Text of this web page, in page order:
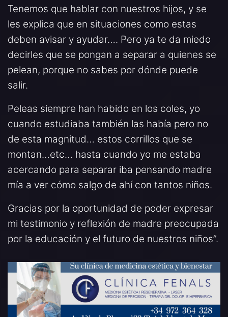
Tenemos que hablar con nuestros hijos, y se
les explica que en situaciones como estas
deben avisar y ayudar…. Pero ya te da miedo
decirles que se pongan a separar a quienes se
pelean, porque no sabes por dónde puede
salir.
Peleas siempre han habido en los coles, yo
cuando estudiaba también las había pero no
de esta magnitud… estos corrillos que se
montan…etc… hasta cuando yo me estaba
acercando para separar iba pensando madre
mía a ver cómo salgo de ahí con tantos niños.
Gracias por la oportunidad de poder expresar
mi testimonio y reflexión de madre preocupada
por la educación y el futuro de nuestros niños”.